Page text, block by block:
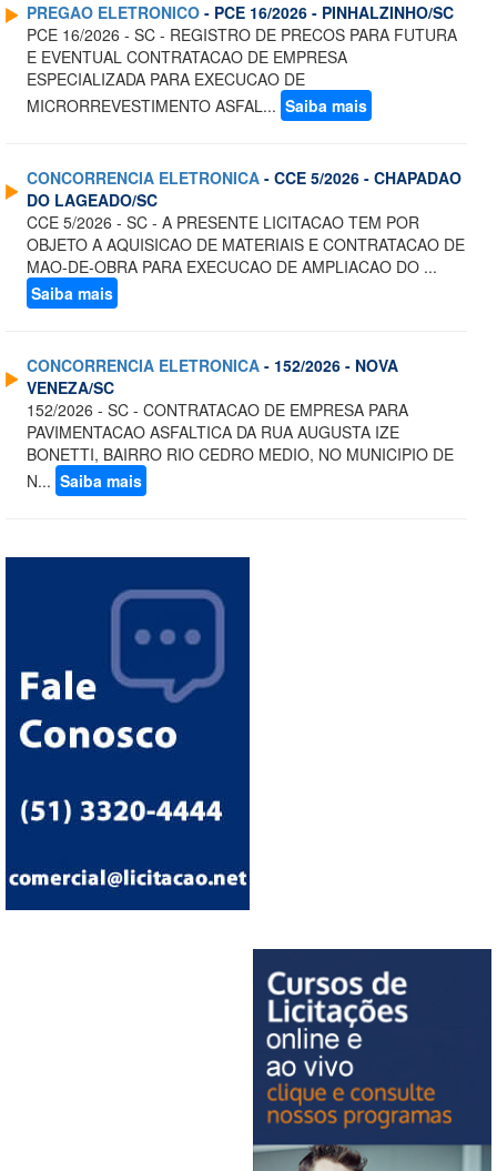
PREGAO ELETRONICO - PCE 16/2026 - PINHALZINHO/SC
PCE 16/2026 - SC - REGISTRO DE PRECOS PARA FUTURA
E EVENTUAL CONTRATACAO DE EMPRESA
ESPECIALIZADA PARA EXECUCAO DE
MICRORREVESTIMENTO ASFAL... Saiba mais
CONCORRENCIA ELETRONICA - CCE 5/2026 - CHAPADAO
DO LAGEADO/SC
CCE 5/2026 - SC - A PRESENTE LICITACAO TEM POR
OBJETO A AQUISICAO DE MATERIAIS E CONTRATACAO DE
MAO-DE-OBRA PARA EXECUCAO DE AMPLIACAO DO ...
Saiba mais
CONCORRENCIA ELETRONICA - 152/2026 - NOVA
VENEZA/SC
152/2026 - SC - CONTRATACAO DE EMPRESA PARA
PAVIMENTACAO ASFALTICA DA RUA AUGUSTA IZE
BONETTI, BAIRRO RIO CEDRO MEDIO, NO MUNICIPIO DE
N... Saiba mais